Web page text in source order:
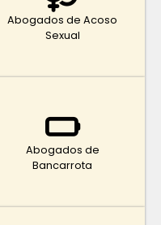
Abogados de Acoso
Sexual
Abogados de
Bancarrota